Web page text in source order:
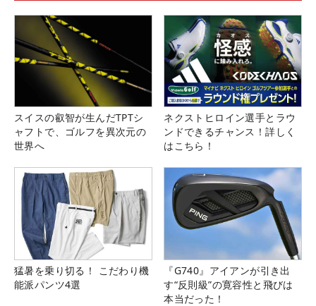
スイスの叡智が生んだTPTシ
ャフトで、ゴルフを異次元の
世界へ
ネクストヒロイン選手とラウ
ンドできるチャンス！詳しく
はこちら！
猛暑を乗り切る！ こだわり機
能派パンツ4選
『G740』アイアンが引き出
す“反則級”の寛容性と飛びは
本当だった！